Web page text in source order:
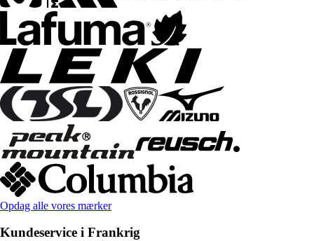
Opdag alle vores mærker
Kundeservice i Frankrig